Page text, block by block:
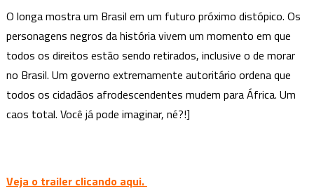
O longa mostra um Brasil em um futuro próximo distópico. Os
personagens negros da história vivem um momento em que
todos os direitos estão sendo retirados, inclusive o de morar
no Brasil. Um governo extremamente autoritário ordena que
todos os cidadãos afrodescendentes mudem para África. Um
caos total. Você já pode imaginar, né?!]
Veja o trailer clicando aqui.